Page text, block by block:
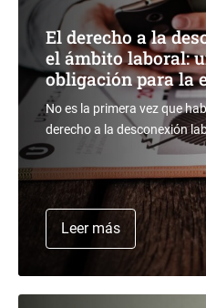
El derecho a la
el ámbito laboral:
obligación para la
No es la primera vez que
derecho a la desconexión
Leer más